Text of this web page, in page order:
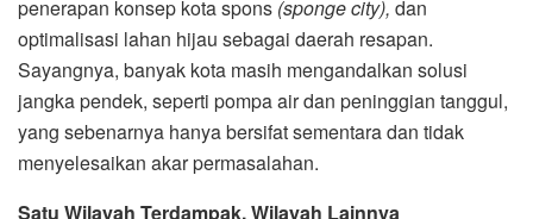
penerapan konsep kota spons (sponge city), dan
optimalisasi lahan hijau sebagai daerah resapan.
Sayangnya, banyak kota masih mengandalkan solusi
jangka pendek, seperti pompa air dan peninggian tanggul,
yang sebenarnya hanya bersifat sementara dan tidak
menyelesaikan akar permasalahan.
Satu Wilayah Terdampak, Wilayah Lainnya